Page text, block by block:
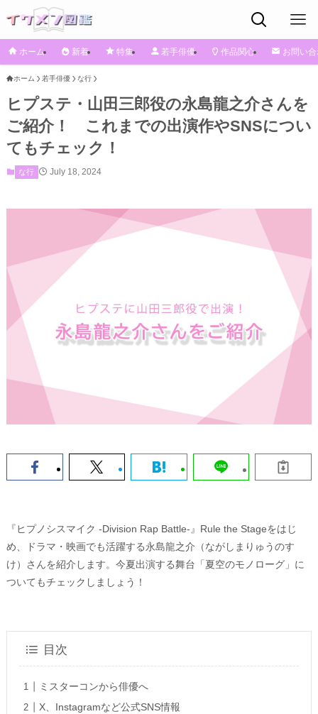
ホーム 新着 特集 若手俳優 作品関心 お問い
ホーム 若手俳優 な行
ヒプステ・山田三郎役の永島龍之介さんを
ご紹介！ これまでの出演作やSNSについ
てもチェック！
な行 July 18, 2024
『ヒプノシスマイク -Division Rap Battle-』Rule the Stageをはじ
め、ドラマ・映画でも活躍する永島龍之介（ながしまりゅうのす
け）さんを紹介します。今夏出演する舞台「夏空のモノローグ」に
ついてもチェックしましょう！
目次
ミスターコンから俳優へ
X、Instagramなど公式SNS情報